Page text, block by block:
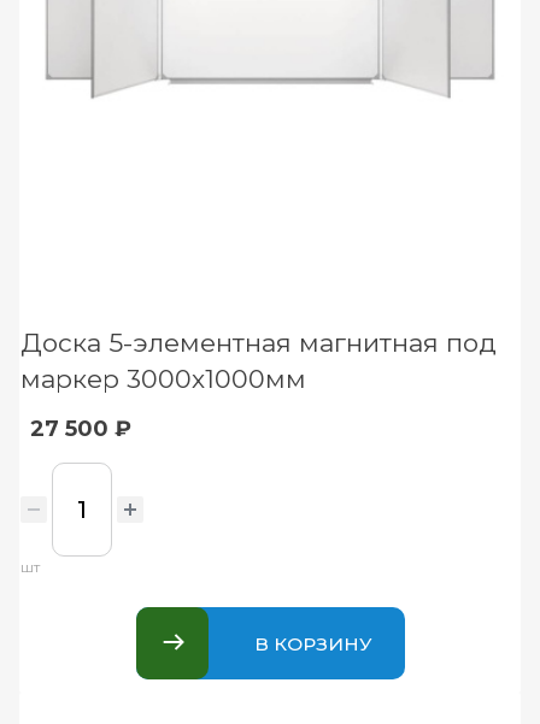
Доска 5-элементная магнитная под
маркер 3000х1000мм
27 500 ₽
шт
В КОРЗИНУ